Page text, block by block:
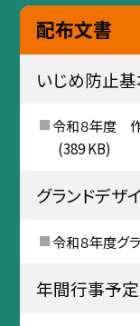
配布文書
いじめ防止
令和８年度
(389 KB)
グランドデザ
令和８年度グ
年間行事予定